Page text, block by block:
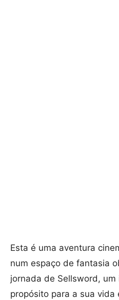
Esta é uma aventura
num espaço de fantasia
jornada de Sellsword,
propósito para a sua